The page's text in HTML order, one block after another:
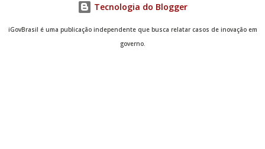
Tecnologia do Blogger
iGovBrasil é uma publicação independente que busca relatar casos de inovação em
governo.